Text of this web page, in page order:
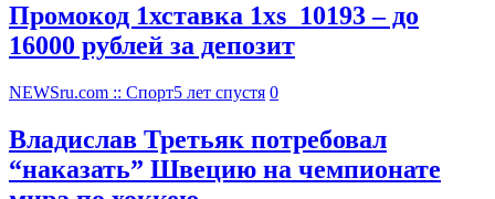
Промокод 1хставка 1xs_10193 – до
16000 рублей за депозит
NEWSru.com :: Спорт5 лет спустя 0
Владислав Третьяк потребовал
“наказать” Швецию на чемпионате